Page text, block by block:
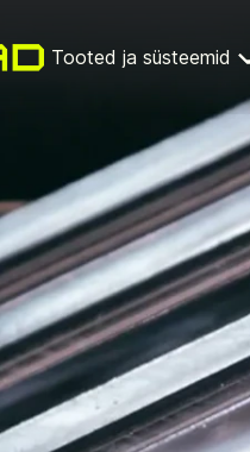
Tooted ja süsteemid